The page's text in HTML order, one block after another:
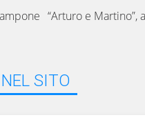
“Arturo e Martino”,
SITO